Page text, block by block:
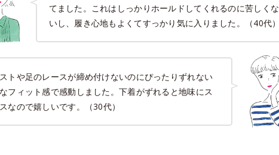
てました。これはしっかりホールドしてくれるのに苦しくな
いし、履き心地もよくてすっかり気に入りました。（40代）
トや足のレースが締め付けないのにぴったりずれない
フィット感で感動しました。下着がずれると地味にス
なので嬉しいです。（30代）